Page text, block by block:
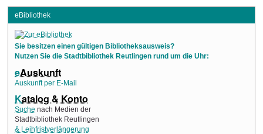
eBibliothek
Sie besitzen einen gültigen Bibliotheksausweis?
Nutzen Sie die Stadtbibliothek Reutlingen rund um die Uhr:
eAuskunft
Auskunft per E-Mail
Katalog & Konto
Suche nach Medien der
Stadtbibliothek Reutlingen
& Leihfristverlängerung